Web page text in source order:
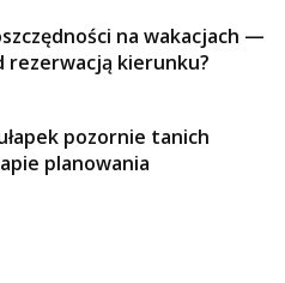
na wakacjach —
rezerwacją kierunku?
pozornie tanich
planowania